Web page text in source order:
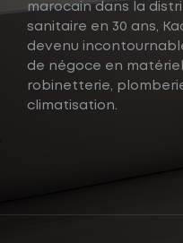
marocain dans la
sanitaire en 30 ans,
devenu
de négoce en
robinetterie,
climatisation.